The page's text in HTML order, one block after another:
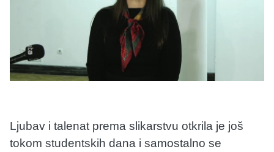
Ljubav i talenat prema slikarstvu otkrila je još
tokom studentskih dana i samostalno se